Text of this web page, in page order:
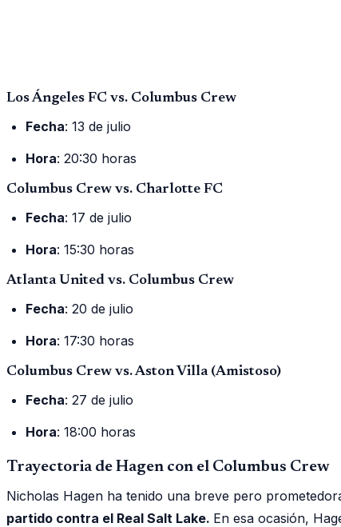
Los Ángeles FC vs. Columbus Crew
Fecha: 13 de julio
Hora: 20:30 horas
Columbus Crew vs. Charlotte FC
Fecha: 17 de julio
Hora: 15:30 horas
Atlanta United vs. Columbus Crew
Fecha: 20 de julio
Hora: 17:30 horas
Columbus Crew vs. Aston Villa (Amistoso)
Fecha: 27 de julio
Hora: 18:00 horas
Trayectoria de Hagen con el Columbus Crew
Nicholas Hagen ha tenido una breve pero
partido contra el Real Salt Lake. En esa ocasión,